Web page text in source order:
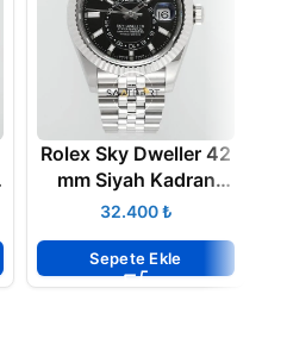
Rolex Sky Dweller 42
mm Siyah Kadran
Jübilee 336934
₺
Sepete Ekle